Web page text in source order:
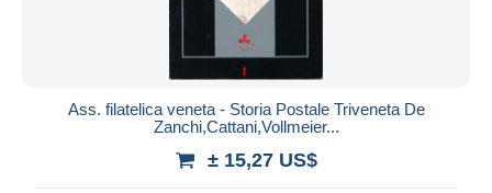
Ass. filatelica veneta - Storia Postale Triveneta De
Zanchi,Cattani,Vollmeier...
± 15,27 US$